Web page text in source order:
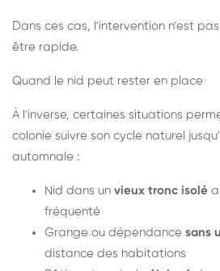
Dans ces cas, l'intervention n'est
être rapide.
Quand le nid peut rester en place
À l'inverse, certaines situations
colonie suivre son cycle naturel
automnale :
Nid dans un vieux tronc isolé
fréquenté
Grange ou dépendance sans
distance des habitations